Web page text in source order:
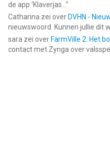
de app ‘Klaverjas... "
Catharina zei over DVHN -
nieuwswoord. Kunnen jullie dit
sara zei over FarmVille 2: Het
contact met Zynga over